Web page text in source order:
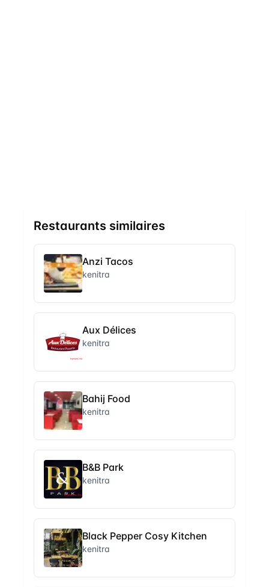
Restaurants similaires
Anzi Tacos
kenitra
Aux Délices
kenitra
Bahij Food
kenitra
B&B Park
kenitra
Black Pepper Cosy Kitchen
kenitra